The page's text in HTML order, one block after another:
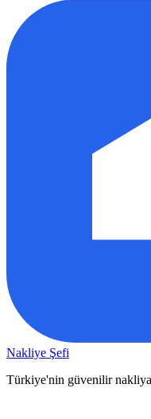
Nakliye Şefi
Türkiye'nin güvenilir